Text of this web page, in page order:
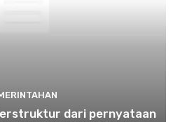
dari pernyataan